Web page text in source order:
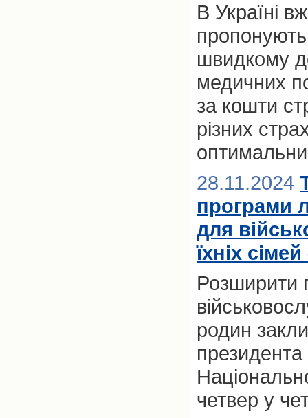
В Україні
швидкому
медичних
за кошти
різних
28.11.2024
програми
для
їхніх
Розширити
родин
президента
четвер у